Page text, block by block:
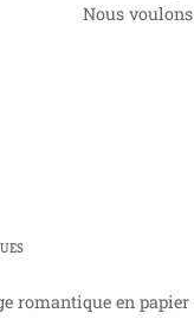
Nous
romantique en papier